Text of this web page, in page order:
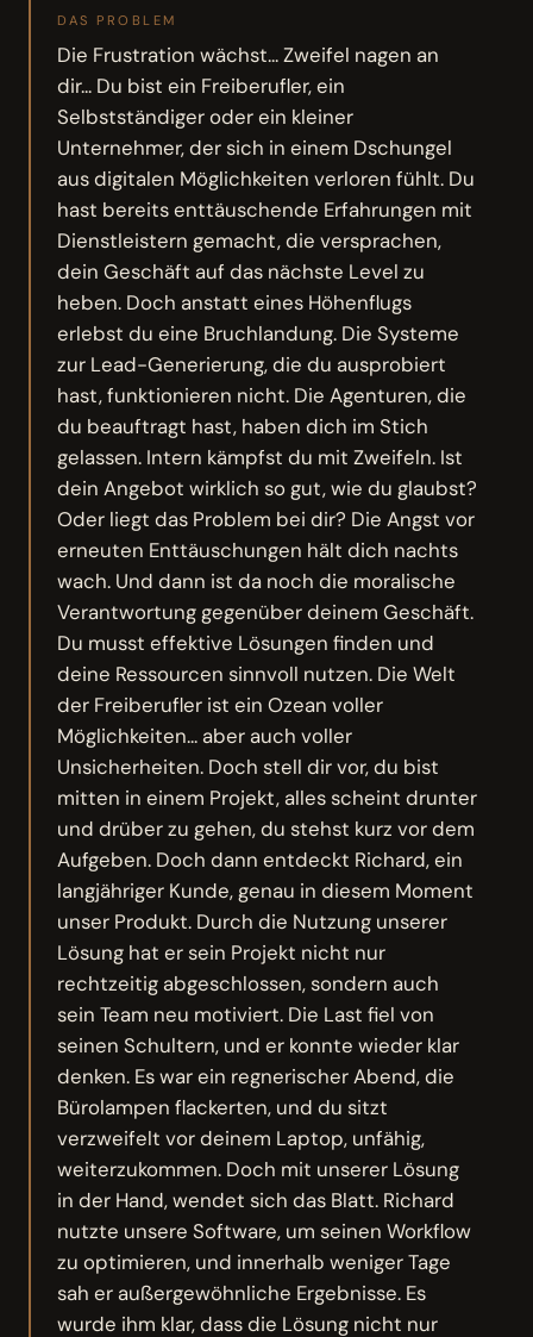
DAS PROBLEM
Die Frustration wächst... Zweifel nagen an
dir... Du bist ein Freiberufler, ein
Selbstständiger oder ein kleiner
Unternehmer, der sich in einem Dschungel
aus digitalen Möglichkeiten verloren fühlt. Du
hast bereits enttäuschende Erfahrungen mit
Dienstleistern gemacht, die versprachen,
dein Geschäft auf das nächste Level zu
heben. Doch anstatt eines Höhenflugs
erlebst du eine Bruchlandung. Die Systeme
zur Lead-Generierung, die du ausprobiert
hast, funktionieren nicht. Die Agenturen, die
du beauftragt hast, haben dich im Stich
gelassen. Intern kämpfst du mit Zweifeln. Ist
dein Angebot wirklich so gut, wie du glaubst?
Oder liegt das Problem bei dir? Die Angst vor
erneuten Enttäuschungen hält dich nachts
wach. Und dann ist da noch die moralische
Verantwortung gegenüber deinem Geschäft.
Du musst effektive Lösungen finden und
deine Ressourcen sinnvoll nutzen. Die Welt
der Freiberufler ist ein Ozean voller
Möglichkeiten... aber auch voller
Unsicherheiten. Doch stell dir vor, du bist
mitten in einem Projekt, alles scheint drunter
und drüber zu gehen, du stehst kurz vor dem
Aufgeben. Doch dann entdeckt Richard, ein
langjähriger Kunde, genau in diesem Moment
unser Produkt. Durch die Nutzung unserer
Lösung hat er sein Projekt nicht nur
rechtzeitig abgeschlossen, sondern auch
sein Team neu motiviert. Die Last fiel von
seinen Schultern, und er konnte wieder klar
denken. Es war ein regnerischer Abend, die
Bürolampen flackerten, und du sitzt
verzweifelt vor deinem Laptop, unfähig,
weiterzukommen. Doch mit unserer Lösung
in der Hand, wendet sich das Blatt. Richard
nutzte unsere Software, um seinen Workflow
zu optimieren, und innerhalb weniger Tage
sah er außergewöhnliche Ergebnisse. Es
wurde ihm klar, dass die Lösung nicht nur